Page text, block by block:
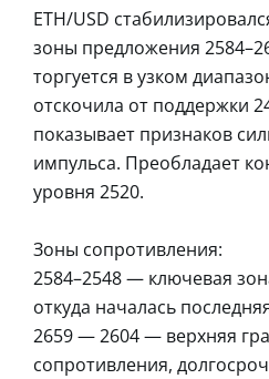
ETH/USD
зоны предложения
торгуется в узком
отскочила от поддержки
показывает признаков
импульса. Преобладает
уровня 2520.
Зоны сопротивления:
2584–2548 — ключевая
откуда началась
2659 — 2604 — верхняя
сопротивления,